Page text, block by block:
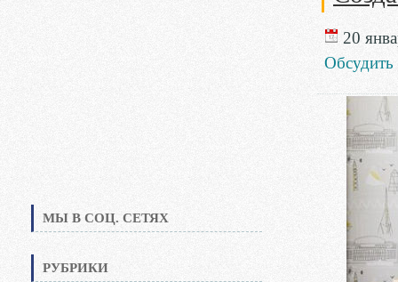
МЫ В СОЦ. СЕТЯХ
РУБРИКИ
20
Обсудить